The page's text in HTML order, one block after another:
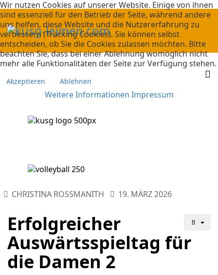
CHRISTINA ROSSMANITH 19. MÄRZ 2026
Erfolgreicher
Auswärtsspieltag für
die Damen 2
Wir nutzen Cookies auf unserer Website. Einige von ihnen
sind essenziell für den Betrieb der Seite, während andere
uns helfen, diese Website und die Nutzererfahrung zu
verbessern (Tracking Cookies). Sie können selbst
entscheiden, ob Sie die Cookies zulassen möchten. Bitte
beachten Sie, dass bei einer Ablehnung womöglich nicht
mehr alle Funktionalitäten der Seite zur Verfügung stehen.
Akzeptieren Ablehnen
Weitere Informationen Impressum